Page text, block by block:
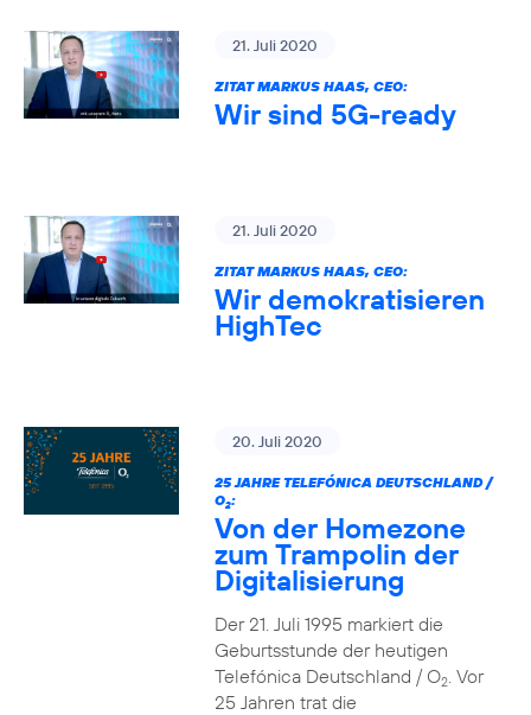
21. Juli 2020
ZITAT MARKUS HAAS, CEO:
Wir sind 5G-ready
21. Juli 2020
ZITAT MARKUS HAAS, CEO:
Wir demokratisieren
HighTec
20. Juli 2020
25 JAHRE TELEFÓNICA DEUTSCHLAND /
O2:
Von der Homezone
zum Trampolin der
Digitalisierung
Der 21. Juli 1995 markiert die
Geburtsstunde der heutigen
Telefónica Deutschland / O2. Vor
25 Jahren trat die